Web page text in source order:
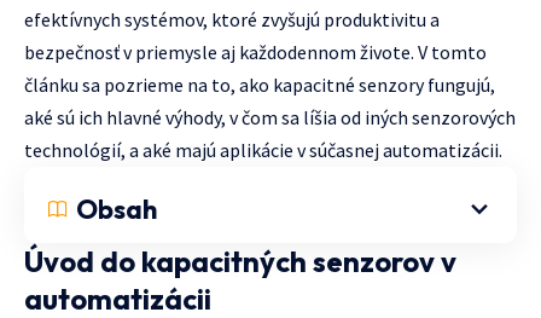
efektívnych systémov, ktoré zvyšujú produktivitu a
bezpečnosť v priemysle aj každodennom živote. V tomto
článku sa pozrieme na to, ako kapacitné senzory fungujú,
aké sú ich hlavné výhody, v čom sa líšia od iných senzorových
technológií, a aké majú aplikácie v súčasnej automatizácii.
Obsah
Úvod do kapacitných senzorov v
automatizácii